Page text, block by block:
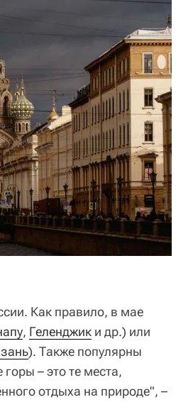
Как правило, в мае
, Геленджик и др.) или
). Также популярны
– это те места,
отдыха на природе", –